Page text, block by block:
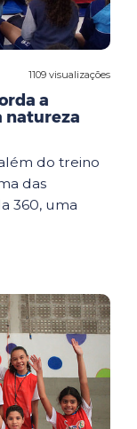
1109 visualizações
a
natureza
do treino
das
360, uma